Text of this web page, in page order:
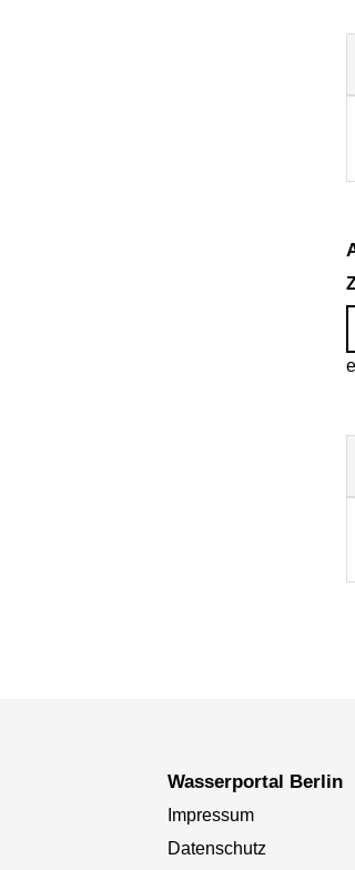
Wasserportal Berlin
Impressum
Datenschutz